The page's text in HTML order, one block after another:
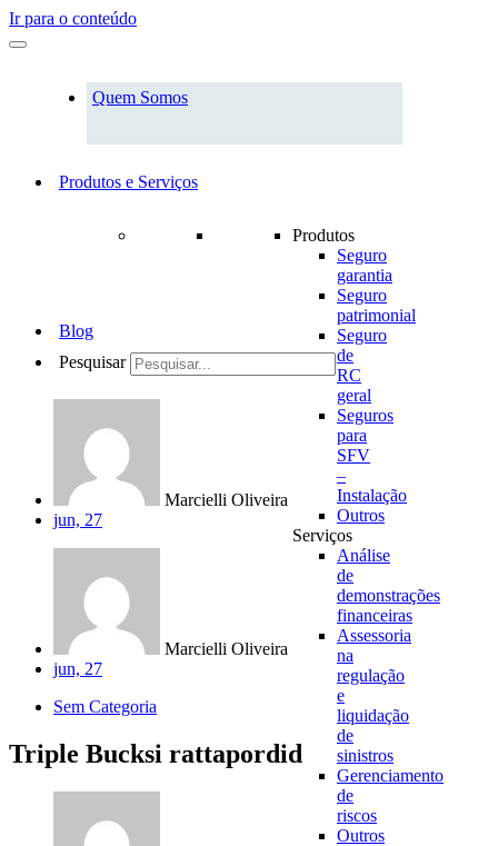
Ir para o conteúdo
Quem Somos
Produtos e Serviços
Produtos
Seguro
garantia
Seguro
patrimonial
Seguro
de
RC
geral
Seguros
para
SFV
–
Instalação
Outros
Serviços
Análise
de
demonstrações
financeiras
Assessoria
na
regulação
e
liquidação
de
sinistros
Gerenciamento
de
riscos
Outros
Blog
Pesquisar
Marcielli Oliveira
jun, 27
Marcielli Oliveira
jun, 27
Sem Categoria
Triple Bucksi rattapordid